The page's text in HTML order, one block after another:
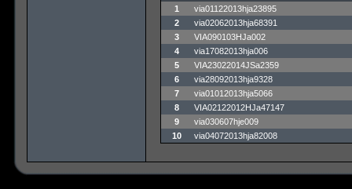
1
via01122013hja23895
2
via02062013hja68391
3
VIA090103HJa002
4
via17082013hja006
5
VIA23022014JSa2359
6
via28092013hja9328
7
via01012013hja5066
8
VIA02122012HJa47147
9
via030607hje009
10
via04072013hja82008